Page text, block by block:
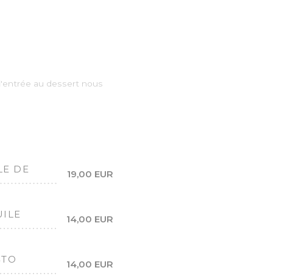
au dessert nous
DE
19,00 EUR
14,00 EUR
14,00 EUR